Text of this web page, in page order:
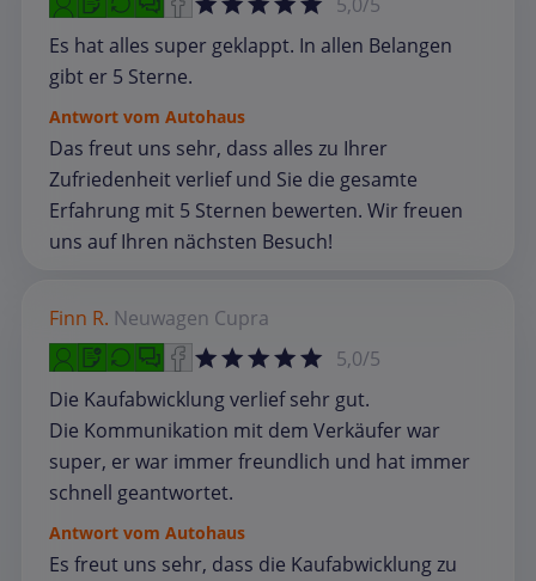
Es hat alles super geklappt. In allen Belangen
gibt er 5 Sterne.
Antwort vom Autohaus
Das freut uns sehr, dass alles zu Ihrer
Zufriedenheit verlief und Sie die gesamte
Erfahrung mit 5 Sternen bewerten. Wir freuen
uns auf Ihren nächsten Besuch!
Finn R. Neuwagen Cupra
5,0/5
Die Kaufabwicklung verlief sehr gut.
Die Kommunikation mit dem Verkäufer war
super, er war immer freundlich und hat immer
schnell geantwortet.
Antwort vom Autohaus
Es freut uns sehr, dass die Kaufabwicklung zu